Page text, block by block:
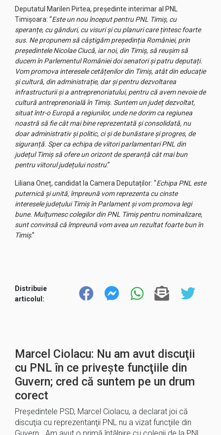
Deputatul Marilen Pirtea, președinte interimar al PNL
Timișoara: “Este un nou început pentru PNL Timiș, cu
speranțe, cu gânduri, cu visuri și cu planuri care țintesc foarte
sus. Ne propunem să câștigăm președinția României, prin
președintele Nicolae Ciucă, iar noi, din Timiș, să reușim să
ducem în Parlementul României doi senatori și patru deputați.
Vom promova interesele cetățenilor din Timiș, atât din educație
și cultură, din administrație, dar și pentru dezvoltarea
infrastructurii și a antreprenoriatului, pentru că avem nevoie de
cultură antreprenorială în Timiș. Suntem un județ dezvoltat,
situat într-o Europă a regiunilor, unde ne dorim ca regiunea
noastră să fie cât mai bine reprezentată și consolidată, nu
doar administrativ și politic, ci și de bunăstare și progres, de
siguranță. Sper ca echipa de viitori parlamentari PNL din
județul Timiș să ofere un orizont de speranță cât mai bun
pentru viitorul județului nostru.”
Liliana Oneț, candidat la Camera Deputaților: “Echipa PNL este
puternică și unită, împreună vom reprezenta cu cinste
interesele județului Timiș în Parlament și vom promova legi
bune. Mulțumesc colegilor din PNL Timiș pentru nominalizare,
sunt convinsă că împreună vom avea un rezultat foarte bun în
Timiș.”
Distribuie
articolul:
Marcel Ciolacu: Nu am avut discuţii
cu PNL în ce priveşte funcţiile din
Guvern; cred că suntem pe un drum
corect
Preşedintele PSD, Marcel Ciolacu, a declarat joi că
discuţia cu reprezentanţii PNL nu a vizat funcţiile din